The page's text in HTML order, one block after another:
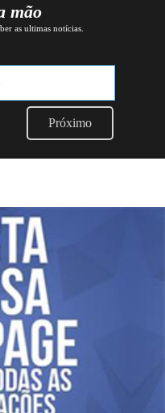
mão
as ultimas notícias.
Próximo